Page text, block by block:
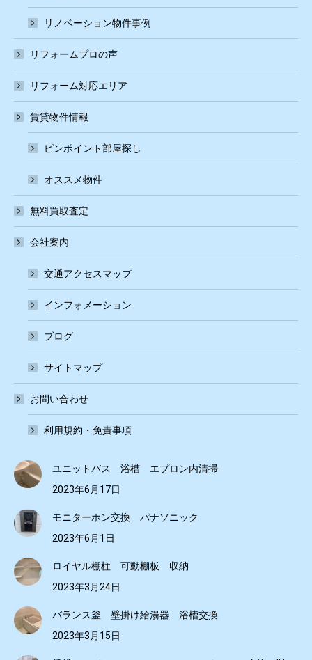
リノベーション物件事例
リフォームプロの声
リフォーム対応エリア
賃貸物件情報
ピンポイント部屋探し
オススメ物件
無料買取査定
会社案内
交通アクセスマップ
インフォメーション
ブログ
サイトマップ
お問い合わせ
利用規約・免責事項
ユニットバス 浴槽 エプロン内清掃
2023年6月17日
モニターホン交換 パナソニック
2023年6月1日
ロイヤル棚柱 可動棚板 収納
2023年3月24日
バランス釜 壁掛け給湯器 浴槽交換
2023年3月15日